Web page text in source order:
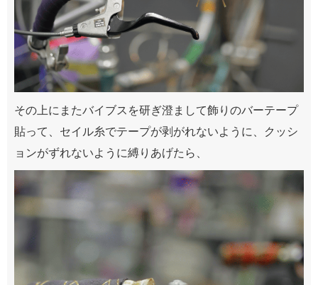
その上にまたバイブスを研ぎ澄まして飾りのバーテープ
貼って、セイル糸でテープが剥がれないように、クッシ
ョンがずれないように縛りあげたら、